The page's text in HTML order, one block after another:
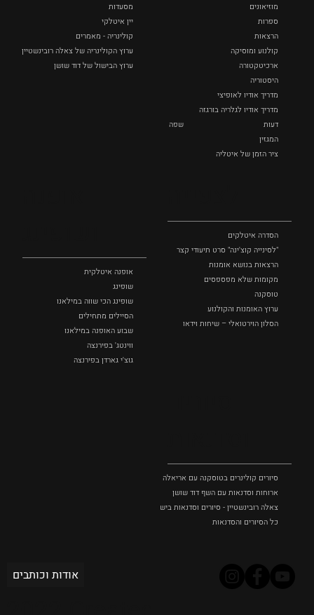
מוזיאונים
ספרות
הרצאות
קולנוע ומוסיקה
ארכיטקטורה
היסטוריה
מדריך אודיו לאופיצי
מדריך אודיו לגלריה בורגזה
דעות
שפה
המגזין
ציר הזמן של איטליה
מסעדות
יין איטלקי
קולינריה - מאמרים
ערוץ הקולינריה של צאלה רובינשטיין
ערוץ הבישול של דוד שושן
הסדרה איטלקים
"לסינייה קוצ'ינה" סרט תיעודי קצר
הרצאות בנושא אומנות
מקומות שלא מפספסים
טוסקנה
ערוץ האומנות והקולנוע
הסלון הוירטואלי – שיחות וידאו
אופנה איטלקית
שופינג
שופינג הכי שווה במילאנו
הסיילים מתחילים
שבוע האופנה במילאנו
ווינטג' בפירנצה
גוצ'י גארדן בפירנצה
סיורים קולינרים בטוסקנה עם אריאלה בנקיר
ארוחות וסדנאות עם השף דוד שושן
צאלה רובינשטיין - סיורים וסדנאות בישול בטוסקנה
כל הסיורים והסדנאות
אודות וכותבים